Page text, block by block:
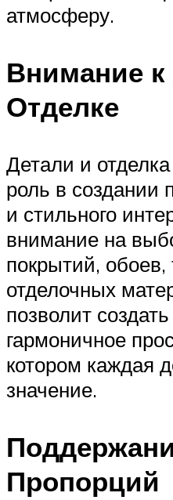
атмосферу.
Внимание
Отделке
Детали и
роль в создании
и стильного
внимание на
покрытий, обоев,
отделочных
позволит
гармоничное
котором каждая
значение.
Пропорций